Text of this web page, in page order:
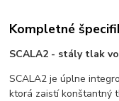
Kompletné
SCALA2 - stály tlak
SCALA2 je úplne
ktorá zaistí konštantný